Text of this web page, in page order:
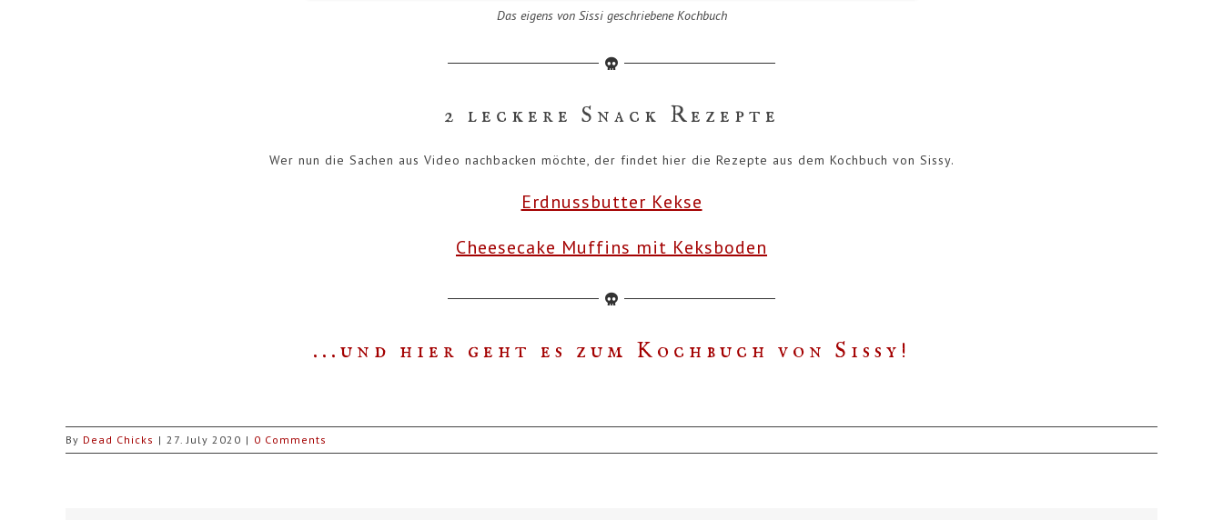
Das eigens von Sissi geschriebene Kochbuch
2 leckere Snack Rezepte
Wer nun die Sachen aus Video nachbacken möchte, der findet hier die Rezepte aus dem Kochbuch von Sissy.
Erdnussbutter Kekse
Cheesecake Muffins mit Keksboden
...und hier geht es zum Kochbuch von Sissy!
By Dead Chicks | 27. July 2020 | 0 Comments